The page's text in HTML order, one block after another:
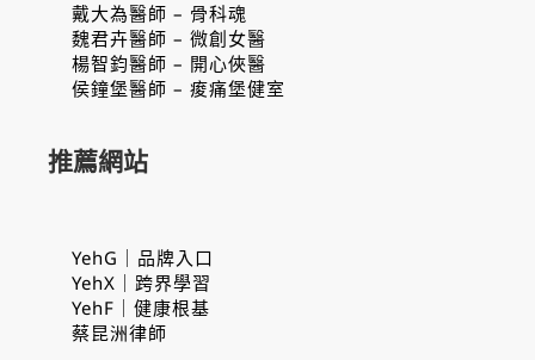
戴大為醫師 – 骨科魂
魏君卉醫師 – 微創女醫
楊智鈞醫師 – 開心俠醫
侯鐘堡醫師 – 痠痛堡健室
推薦網站
YehG｜品牌入口
YehX｜跨界學習
YehF｜健康根基
蔡昆洲律師